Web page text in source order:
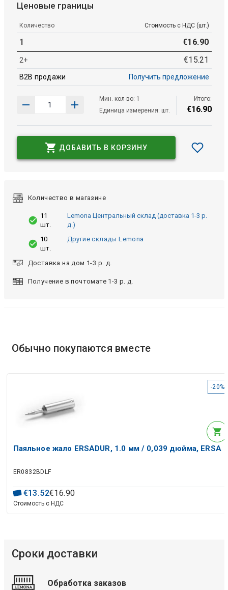
Ценовые границы
Количество Стоимость с НДС (шт.)
1 €16.90
2+ €15.21
B2B продажи Получить предложение
Мин. кол-во: 1
Единица измерения: шт.
Итого:
€16.90
ДОБАВИТЬ В КОРЗИНУ
Количество в магазине
11
шт.
Lemona Центральный склад (доставка 1-3 р.
д.)
10
шт.
Другие склады Lemona
Доставка на дом 1-3 р. д.
Получение в почтомате 1-3 р. д.
Обычно покупаются вместе
-20%
Паяльное жало ERSADUR, 1.0 мм / 0,039 дюйма, ERSA
ER0832BDLF
€13.52€16.90
Стоимость с НДС
Сроки доставки
Обработка заказов